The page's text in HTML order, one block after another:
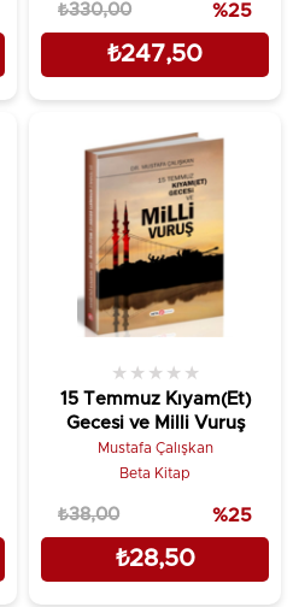
₺247,50
₺330,00 %25
15 Temmuz Kıyam(Et)
Gecesi ve Milli Vuruş
★ ★ ★ ★ ★
Mustafa Çalışkan
Beta Kitap
₺28,50
₺38,00 %25